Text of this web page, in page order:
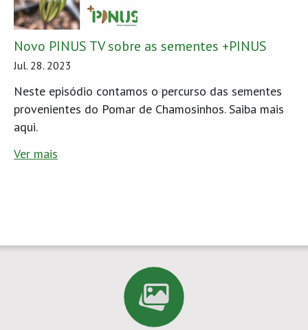
Novo PINUS TV sobre as sementes +PINUS
Jul. 28. 2023
Neste episódio contamos o percurso das sementes
provenientes do Pomar de Chamosinhos. Saiba mais
aqui.
Ver mais